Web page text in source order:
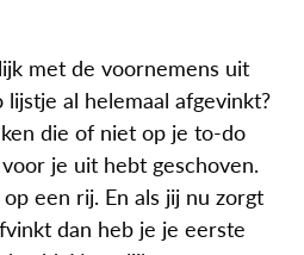
met de voornemens uit
al helemaal afgevinkt?
die of niet op je to-do
je uit hebt geschoven.
een rij. En als jij nu zorgt
dan heb je je eerste